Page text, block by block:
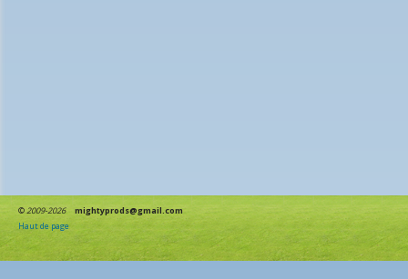
©2009-2026
mightyprods@gmail.com
Haut de page